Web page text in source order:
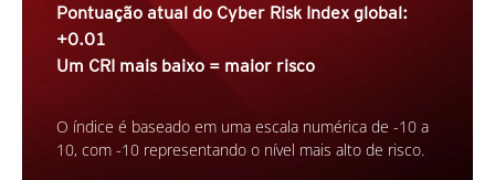
Pontuação atual do Cyber Risk Index global:
+0.01
Um CRI mais baixo = maior risco
O índice é baseado em uma escala numérica de -10 a
10, com -10 representando o nível mais alto de risco.